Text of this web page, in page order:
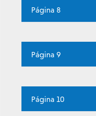
Página 8
Página 9
Página 10